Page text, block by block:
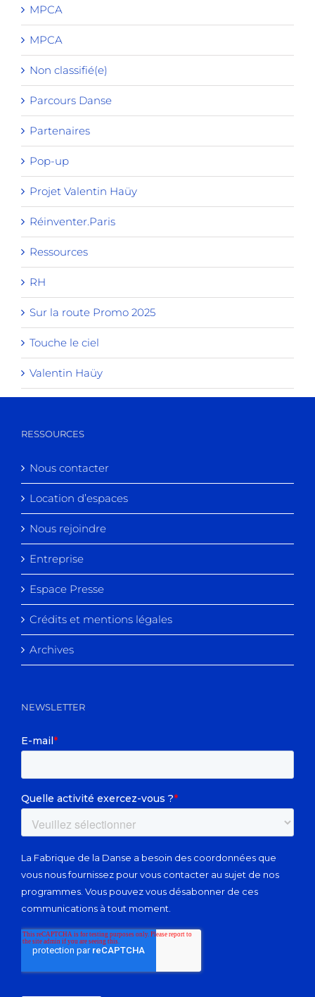
MPCA
MPCA
Non classifié(e)
Parcours Danse
Partenaires
Pop-up
Projet Valentin Haüy
Réinventer.Paris
Ressources
RH
Sur la route Promo 2025
Touche le ciel
Valentin Haüy
RESSOURCES
Nous contacter
Location d’espaces
Nous rejoindre
Entreprise
Espace Presse
Crédits et mentions légales
Archives
NEWSLETTER